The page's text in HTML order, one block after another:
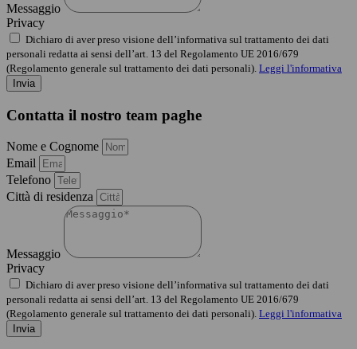
Messaggio
Privacy
Dichiaro di aver preso visione dell’informativa sul trattamento dei dati
personali redatta ai sensi dell’art. 13 del Regolamento UE 2016/679
(Regolamento generale sul trattamento dei dati personali). Leggi l'informativa
Invia
Contatta il nostro team paghe
Nome e Cognome
Email
Telefono
Città di residenza
Messaggio
Privacy
Dichiaro di aver preso visione dell’informativa sul trattamento dei dati
personali redatta ai sensi dell’art. 13 del Regolamento UE 2016/679
(Regolamento generale sul trattamento dei dati personali). Leggi l'informativa
Invia